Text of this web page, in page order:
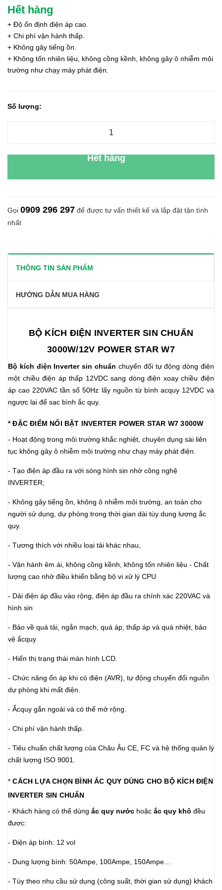
Hết hàng
+ Độ ổn định điện áp cao.
+ Chi phí vận hành thấp.
+ Không gây tiếng ồn.
+ Không tốn nhiên liệu, không cồng kềnh, không gây ô nhiễm môi
trường như chạy máy phát điện.
Số lượng:
Hết hàng
Gọi 0909 296 297 để được tư vấn thiết kế và lắp đặt tận tình
nhất
THÔNG TIN SẢN PHẨM
HƯỚNG DẪN MUA HÀNG
BỘ KÍCH ĐIỆN INVERTER SIN CHUẨN
3000W/12V POWER STAR W7
Bộ kích điện Inverter sin chuẩn chuyển đổi tự động dòng điện
một chiều điện áp thấp 12VDC sang dòng điện xoay chiều điện
áp cao 220VAC tần số 50Hz lấy nguồn từ bình acquy 12VDC và
ngược lại để sạc bình ắc quy.
* ĐẶC ĐIỂM NỔI BẬT INVERTER POWER STAR W7 3000W
- Hoạt động trong môi trường khắc nghiệt, chuyên dụng sài liên
tục không gây ô nhiễm môi trường như chạy máy phát điện.
- Tạo điện áp đầu ra với sóng hình sin nhờ công nghệ
INVERTER;
- Không gây tiếng ồn, không ô nhiễm môi trường, an toàn cho
người sử dụng, dự phòng trong thời gian dài tùy dung lượng ắc
quy.
- Tương thích với nhiều loại tải khác nhau,
- Vận hành êm ái, không cồng kềnh, không tốn nhiên liệu - Chất
lượng cao nhờ điều khiển bằng bộ vi xử lý CPU
- Dải điện áp đầu vào rộng, điện áp đầu ra chính xác 220VAC và
hình sin
- Bảo về quá tải, ngắn mạch, quá áp, thấp áp và quá nhiệt, bảo
vệ ắcquy
- Hiển thị trạng thái màn hình LCD.
- Chức năng ổn áp khi có điện (AVR), tự động chuyển đổi nguồn
dự phòng khi mất điện.
- Ắcquy gắn ngoài và có thể mở rộng.
- Chi phí vận hành thấp.
- Tiêu chuẩn chất lượng của Châu Âu CE, FC và hệ thống quản lý
chất lượng ISO 9001.
*CÁCH LỰA CHỌN BÌNH ẮC QUY DÙNG CHO BỘ KÍCH ĐIỆN
INVERTER SIN CHUẨN
- Khách hàng có thể dùng ắc quy nước hoặc ắc quy khô đều
được:
- Điện áp bình: 12 vol
- Dung lượng bình: 50Ampe, 100Ampe, 150Ampe…
- Tùy theo nhu cầu sử dụng (công suất, thời gian sử dụng) khách